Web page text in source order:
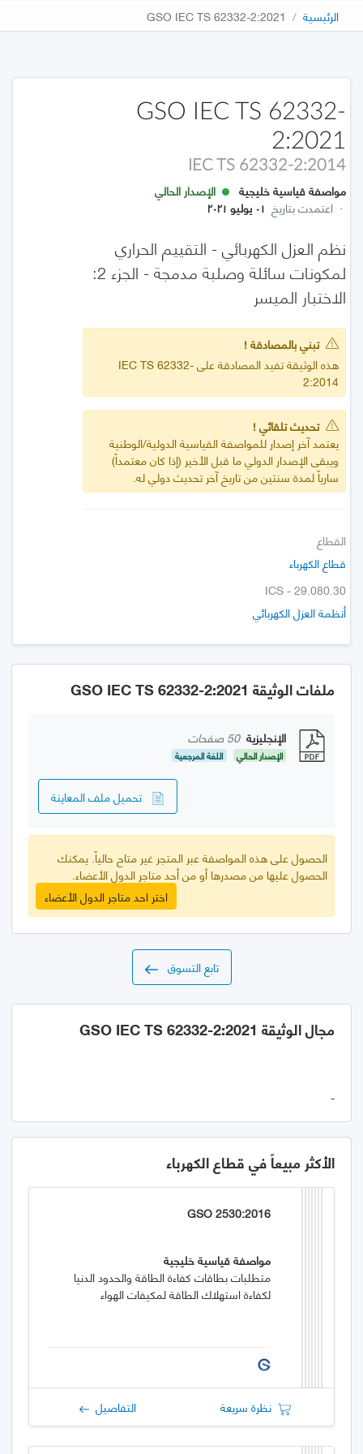
الرئيسية GSO IEC TS 62332-2:2021
GSO IEC TS 62332-
2:2021
IEC TS 62332-2:2014
مواصفة قياسية خليجية
الإصدار الحالي
· اعتمدت بتاريخ ٠١ يوليو ٢٠٢١
نظم العزل الكهربائي - التقييم الحراري
لمكونات سائلة وصلبة مدمجة - الجزء 2:
الاختبار الميسر
تبني بالمصادقة !
هذه الوثيقة تفيد المصادقة على IEC TS 62332-
2:2014
تحديث تلقائي !
يعتمد آخر إصدار للمواصفة القياسية الدولية/الوطنية
ويبقى الإصدار الدولي ما قبل الأخير (إذا كان معتمداً)
سارياً لمدة سنتين من تاريخ آخر تحديث دولي له.
القطاع
قطاع الكهرباء
ICS - 29.080.30
أنظمة العزل الكهربائي
ملفات الوثيقة GSO IEC TS 62332-2:2021
الإنجليزية 50 صفحات
الإصدار الحالي اللغة المرجعية
تحميل ملف المعاينة
الحصول على هذه المواصفة عبر المتجر غير متاح حالياً. يمكنك
الحصول عليها من مصدرها أو من أحد متاجر الدول الأعضاء.
اختر احد متاجر الدول الأعضاء
تابع التسوق
مجال الوثيقة GSO IEC TS 62332-2:2021
-
الأكثر مبيعاً في قطاع الكهرباء
GSO 2530:2016
مواصفة قياسية خليجية
متطلبات بطاقات كفاءة الطاقة والحدود الدنيا
لكفاءة استهلاك الطاقة لمكيفات الهواء
نظرة سريعة التفاصيل